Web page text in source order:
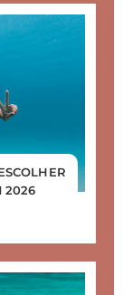
2026